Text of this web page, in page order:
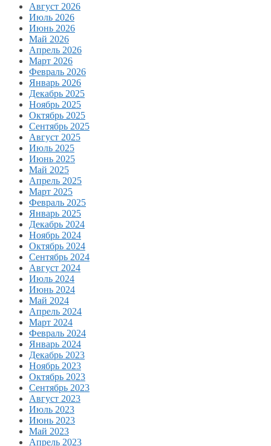
Август 2026
Июль 2026
Июнь 2026
Май 2026
Апрель 2026
Март 2026
Февраль 2026
Январь 2026
Декабрь 2025
Ноябрь 2025
Октябрь 2025
Сентябрь 2025
Август 2025
Июль 2025
Июнь 2025
Май 2025
Апрель 2025
Март 2025
Февраль 2025
Январь 2025
Декабрь 2024
Ноябрь 2024
Октябрь 2024
Сентябрь 2024
Август 2024
Июль 2024
Июнь 2024
Май 2024
Апрель 2024
Март 2024
Февраль 2024
Январь 2024
Декабрь 2023
Ноябрь 2023
Октябрь 2023
Сентябрь 2023
Август 2023
Июль 2023
Июнь 2023
Май 2023
Апрель 2023